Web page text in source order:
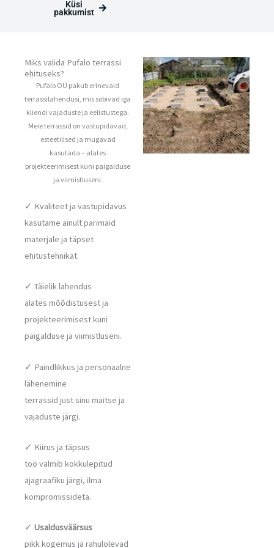
Küsi
pakkumist
Miks valida Pufalo terrassi
ehituseks?
Pufalo OÜ pakub erinevaid
terrassilahendusi, mis sobivad iga
kliendi vajaduste ja eelistustega.
Meie terrassid on vastupidavad,
esteetilised ja mugavad
kasutada – alates
projekteerimisest kuni paigalduse
ja viimistluseni.
✓ Kvaliteet ja vastupidavus
kasutame ainult parimaid
materjale ja täpset
ehitustehnikat.
✓ Täielik lahendus
alates mõõdistusest ja
projekteerimisest kuni
paigalduse ja viimistluseni.
✓ Paindlikkus ja personaalne
lähenemine
terrassid just sinu maitse ja
vajaduste järgi.
✓ Kiirus ja täpsus
töö valmib kokkulepitud
ajagraafiku järgi, ilma
kompromissideta.
✓ Usaldusväärsus
pikk kogemus ja rahulolevad